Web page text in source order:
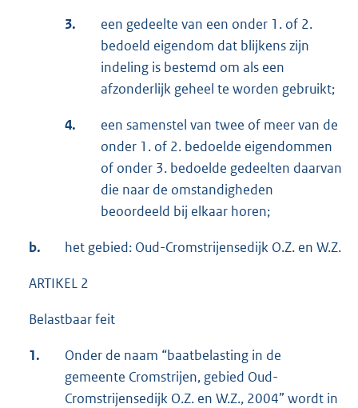
3.
een gedeelte van een onder 1. of 2.
bedoeld eigendom dat blijkens zijn
indeling is bestemd om als een
afzonderlijk geheel te worden gebruikt;
4.
een samenstel van twee of meer van de
onder 1. of 2. bedoelde eigendommen
of onder 3. bedoelde gedeelten daarvan
die naar de omstandigheden
beoordeeld bij elkaar horen;
b. het gebied: Oud-Cromstrijensedijk O.Z. en W.Z.
ARTIKEL 2
Belastbaar feit
1.
Onder de naam “baatbelasting in de
gemeente Cromstrijen, gebied Oud-
Cromstrijensedijk O.Z. en W.Z., 2004” wordt in